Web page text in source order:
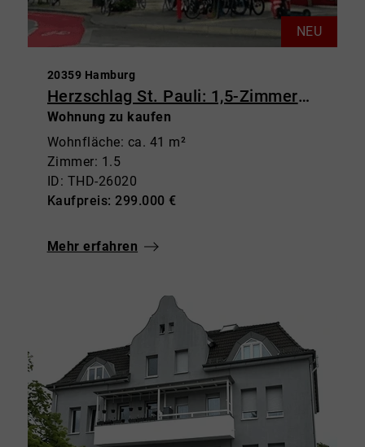
NEU
20359 Hamburg
Herzschlag St. Pauli: 1,5-Zimmerwohnung mit Balkon & Weitblick
Wohnung zu kaufen
Wohnfläche: ca. 41 m²
Zimmer: 1.5
ID: THD-26020
Kaufpreis: 299.000 €
Mehr erfahren